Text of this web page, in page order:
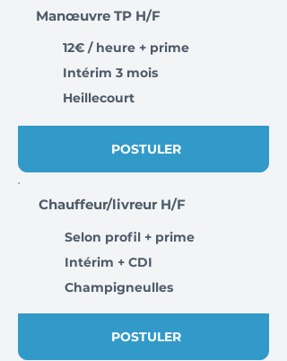
Manœuvre TP H/F
12€ / heure + prime
Intérim 3 mois
Heillecourt
POSTULER
Chauffeur/livreur H/F
Selon profil + prime
Intérim + CDI
Champigneulles
POSTULER